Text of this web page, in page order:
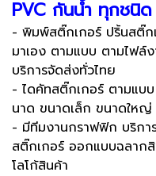
PVC กันน้ำ ทุกชนิด
- พิมพ์สติ๊กเกอร์ ปริ้นสติ๊ก
มาเอง ตามแบบ ตามไฟล์
บริการจัดส่งทั่วไทย
- ไดคัทสติ๊กเกอร์ ตามแบ
นาด ขนาดเล็ก ขนาดให
- มีทีมงานกราฟฟิก บริก
สติ๊กเกอร์ ออกแบบฉลา
โลโก้สินค้า